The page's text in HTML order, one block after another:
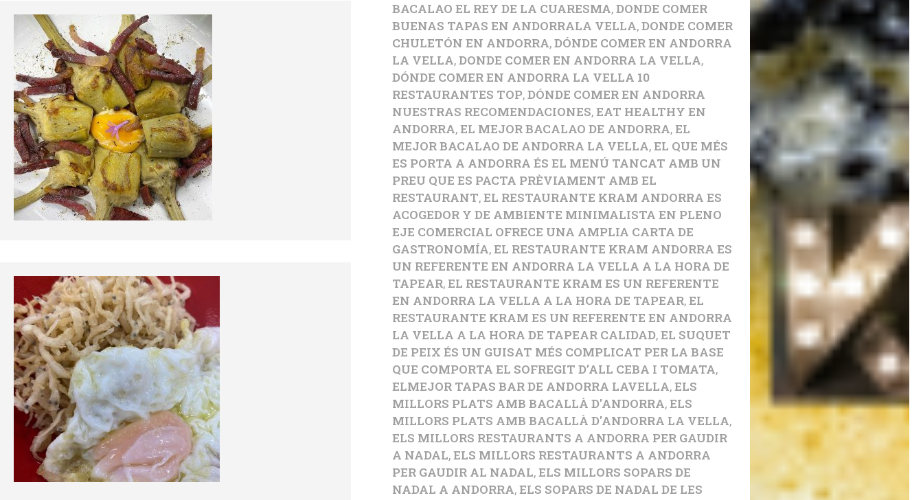
BACALAO EL REY DE LA CUARESMA,DONDE COMER
BUENAS TAPAS EN ANDORRALA VELLA,DONDE COMER
CHULETÓN EN ANDORRA,DÓNDE COMER EN ANDORRA
LA VELLA,DONDE COMER EN ANDORRA LA VELLA,
DÓNDE COMER EN ANDORRA LA VELLA 10
RESTAURANTES TOP,DÓNDE COMER EN ANDORRA
NUESTRAS RECOMENDACIONES,EAT HEALTHY EN
ANDORRA,EL MEJOR BACALAO DE ANDORRA,EL
MEJOR BACALAO DE ANDORRA LA VELLA,EL QUE MÉS
ES PORTA A ANDORRA ÉS EL MENÚ TANCAT AMB UN
PREU QUE ES PACTA PRÈVIAMENT AMB EL
RESTAURANT,EL RESTAURANTE KRAM ANDORRA ES
ACOGEDOR Y DE AMBIENTE MINIMALISTA EN PLENO
EJE COMERCIAL OFRECE UNA AMPLIA CARTA DE
GASTRONOMÍA,EL RESTAURANTE KRAM ANDORRA ES
UN REFERENTE EN ANDORRA LA VELLA A LA HORA DE
TAPEAR,EL RESTAURANTE KRAM ES UN REFERENTE
EN ANDORRA LA VELLA A LA HORA DE TAPEAR,EL
RESTAURANTE KRAM ES UN REFERENTE EN ANDORRA
LA VELLA A LA HORA DE TAPEAR CALIDAD,EL SUQUET
DE PEIX ÉS UN GUISAT MÉS COMPLICAT PER LA BASE
QUE COMPORTA EL SOFREGIT D’ALL CEBA I TOMATA,
ELMEJOR TAPAS BAR DE ANDORRA LAVELLA,ELS
MILLORS PLATS AMB BACALLÀ D'ANDORRA,ELS
MILLORS PLATS AMB BACALLÀ D'ANDORRA LA VELLA,
ELS MILLORS RESTAURANTS A ANDORRA PER GAUDIR
A NADAL,ELS MILLORS RESTAURANTS A ANDORRA
PER GAUDIR AL NADAL,ELS MILLORS SOPARS DE
NADAL A ANDORRA,ELS SOPARS DE NADAL DE LES